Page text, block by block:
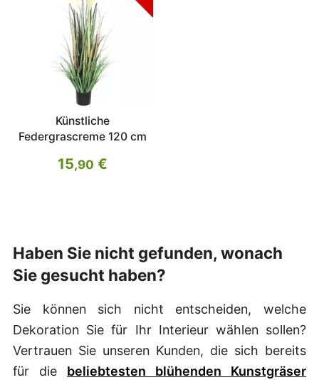
Künstliche
Federgrascreme 120 cm
15,90 €
Haben Sie nicht gefunden, wonach
Sie gesucht haben?
Sie können sich nicht entscheiden, welche
Dekoration Sie für Ihr Interieur wählen sollen?
Vertrauen Sie unseren Kunden, die sich bereits
für die beliebtesten blühenden Kunstgräser